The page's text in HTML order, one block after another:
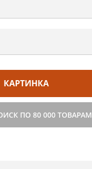
ПО 80 000 ТОВАРАМ